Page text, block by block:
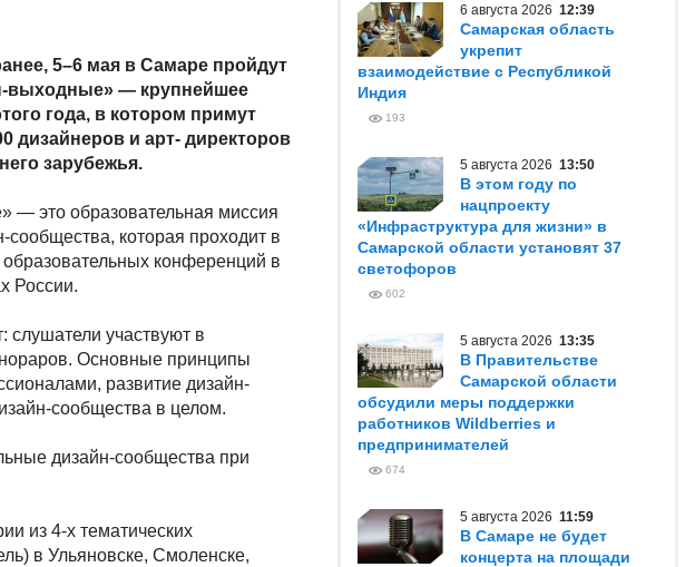
5–6 мая в Самаре пройдут
выходные» — крупнейшее
года, в котором примут
дизайнеров и арт- директоров
зарубежья.
— это образовательная миссия
сообщества, которая проходит в
конференций в
России.
участвуют в
Основные принципы
развитие дизайн-
сообщества в целом.
дизайн-сообщества при
из 4-х тематических
в Ульяновске, Смоленске,
6 августа 2026 12:39
Самарская область
укрепит
взаимодействие с Республикой
Индия
193
5 августа 2026 13:50
В этом году по
нацпроекту
«Инфраструктура для жизни» в
Самарской области установят 37
светофоров
602
5 августа 2026 13:35
В Правительстве
Самарской области
обсудили меры поддержки
работников Wildberries и
предпринимателей
674
5 августа 2026 11:59
В Самаре не будет
концерта на площади